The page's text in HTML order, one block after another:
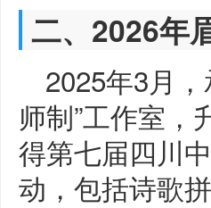
二、2026年
2025年3月
师制”工作室，
得第七届四川
动，包括诗歌